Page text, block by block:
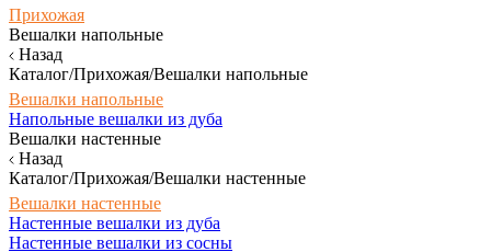
Прихожая
Вешалки напольные
Назад
Каталог/Прихожая/Вешалки напольные
Вешалки напольные
Напольные вешалки из дуба
Вешалки настенные
Назад
Каталог/Прихожая/Вешалки настенные
Вешалки настенные
Настенные вешалки из дуба
Настенные вешалки из сосны